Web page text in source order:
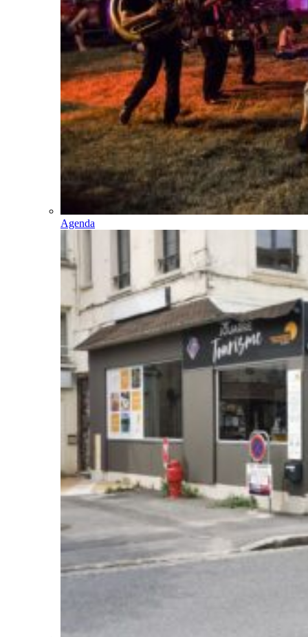
Agenda